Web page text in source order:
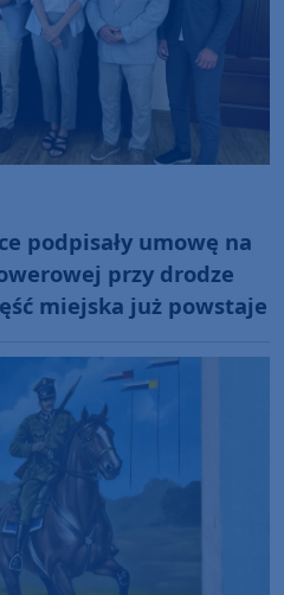
podpisały umowę na
przy drodze
miejska już powstaje